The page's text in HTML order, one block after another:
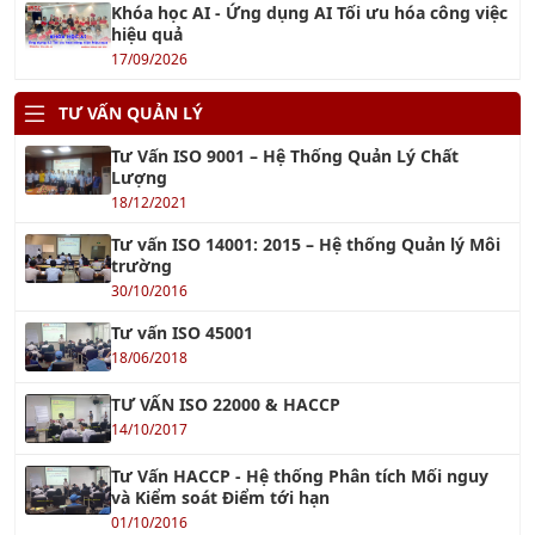
Khóa học AI - Ứng dụng AI Tối ưu hóa công việc
hiệu quả
17/09/2026
TƯ VẤN QUẢN LÝ
Tư Vấn ISO 9001 – Hệ Thống Quản Lý Chất
Lượng
18/12/2021
Tư vấn ISO 14001: 2015 – Hệ thống Quản lý Môi
trường
30/10/2016
Tư vấn ISO 45001
18/06/2018
TƯ VẤN ISO 22000 & HACCP
14/10/2017
Tư Vấn HACCP - Hệ thống Phân tích Mối nguy
và Kiểm soát Điểm tới hạn
01/10/2016